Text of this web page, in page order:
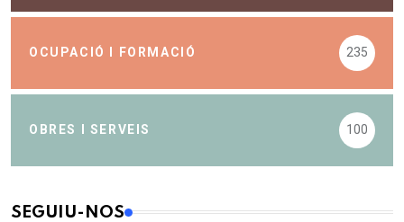
OCUPACIÓ I FORMACIÓ 235
OBRES I SERVEIS 100
SEGUIU-NOS